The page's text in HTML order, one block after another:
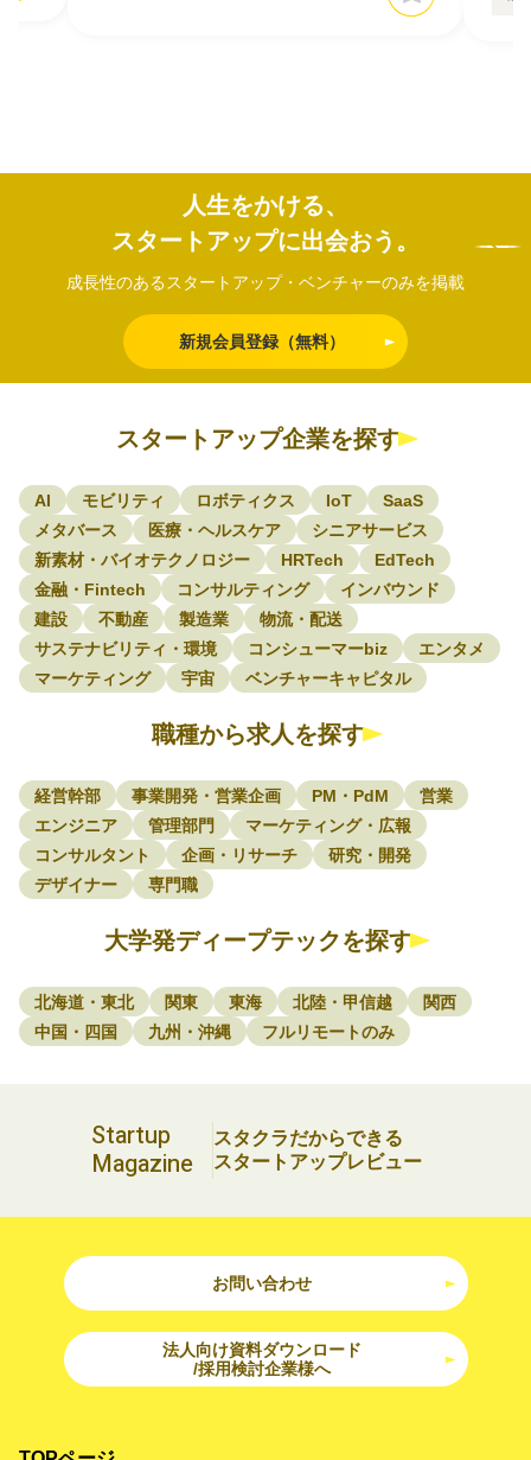
れる領域は広い一方で、海はまだ人類が活か
人生をかける、
スタートアップに出会おう。
成長性のあるスタートアップ・ベンチャーのみを掲載
新規会員登録（無料）
スタートアップ企業を探す
AI モビリティ ロボティクス IoT
SaaS
メタバース
医療・ヘルスケア
シニアサービス
新素材・バイオテクノロジー
HRTech
EdTech
金融・Fintech
コンサルティング
インバウンド
建設
不動産 製造業
物流・配送
サステナビリティ・環境
コンシューマーbiz
エンタメ
マーケティング
宇宙 ベンチャーキャピタル
職種から求人を探す
経営幹部 事業開発・営業企画 PM・PdM
営業
エンジニア
管理部門
マーケティング・広報
コンサルタント
企画・リサーチ
研究・開発
デザイナー
専門職
大学発ディープテックを探す
北海道・東北 関東 東海 北陸・甲信越
関西
中国・四国
九州・沖縄 フルリモートのみ
Startup
Magazine
スタクラだからできる
スタートアップレビュー
お問い合わせ
法人向け資料ダウンロード
/採用検討企業様へ